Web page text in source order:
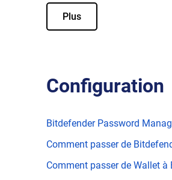
Plus
Configuration
Bitdefender Password
Comment passer de
Comment passer de Wallet